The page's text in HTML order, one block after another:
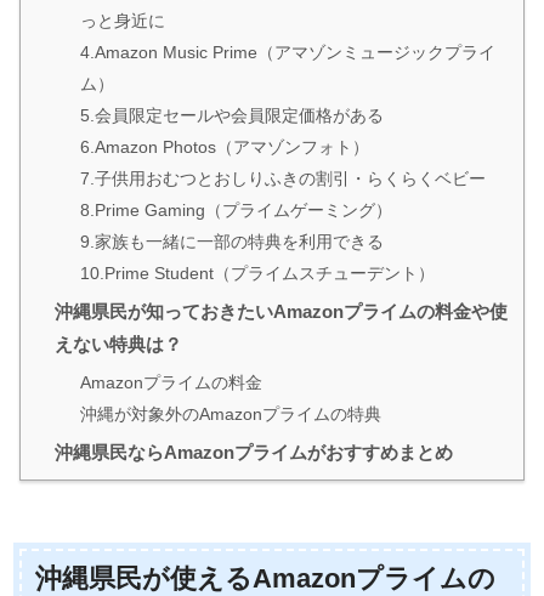
っと身近に
4.Amazon Music Prime（アマゾンミュージックプライ
ム）
5.会員限定セールや会員限定価格がある
6.Amazon Photos（アマゾンフォト）
7.子供用おむつとおしりふきの割引・らくらくベビー
8.Prime Gaming（プライムゲーミング）
9.家族も一緒に一部の特典を利用できる
10.Prime Student（プライムスチューデント）
沖縄県民が知っておきたいAmazonプライムの料金や使
えない特典は？
Amazonプライムの料金
沖縄が対象外のAmazonプライムの特典
沖縄県民ならAmazonプライムがおすすめまとめ
沖縄県民が使えるAmazonプライムの